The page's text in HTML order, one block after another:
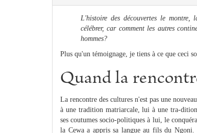
L'histoire des découvertes le
célébrer, car comment les autres
hommes?
Plus qu'un témoignage, je tiens à ce que ceci
Quand la
La rencontre des cultures n'est pas une
à une tradition matriarcale, lui à une tra-
ses coutumes socio-politiques à lui, le
la Cewa a appris sa langue au fils du